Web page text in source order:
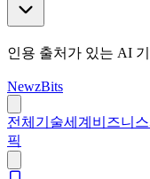
인용 출처가 있는 AI
NewzBits
전체 기술세계 비즈니스
픽